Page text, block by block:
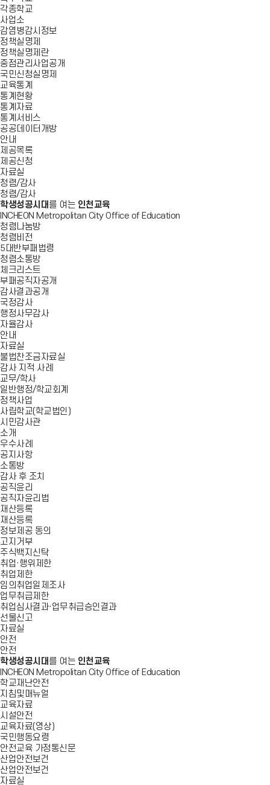
각종학교
사업소
감염병감시정보
정책실명제
정책실명제란
중점관리사업공개
국민신청실명제
교육통계
통계현황
통계자료
통계서비스
공공데이터개방
안내
제공목록
제공신청
자료실
청렴/감사
청렴/감사
학생성공시대 를 여는 인천교육
INCHEON Metropolitan City Office of Education
청렴나눔방
청렴비전
5대반부패법령
청렴소통방
체크리스트
부패공직자공개
감사결과공개
국정감사
행정사무감사
자율감사
안내
자료실
불법찬조금자료실
감사 지적 사례
교무/학사
일반행정/학교회계
정책사업
사립학교(학교법인)
시민감사관
소개
우수사례
공지사항
소통방
감사 후 조치
공직윤리
공직자윤리법
재산등록
재산등록
정보제공 동의
고지거부
주식백지신탁
취업·행위제한
취업제한
임의취업일제조사
업무취급제한
취업심사결과·업무취급승인결과
선물신고
자료실
안전
안전
학생성공시대 를 여는 인천교육
INCHEON Metropolitan City Office of Education
학교재난안전
지침및매뉴얼
교육자료
시설안전
교육자료(영상)
국민행동요령
안전교육 가정통신문
산업안전보건
산업안전보건
자료실